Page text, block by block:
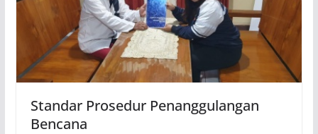
Standar Prosedur Penanggulangan
Bencana